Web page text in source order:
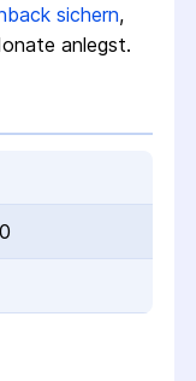
sichern,
anlegst.